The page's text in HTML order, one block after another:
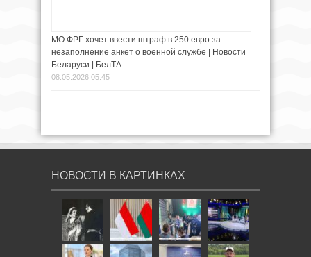
МО ФРГ хочет ввести штраф в 250 евро за
незаполнение анкет о военной службе | Новости
Беларуси | БелТА
08.05.2026 05:45
НОВОСТИ В КАРТИНКАХ